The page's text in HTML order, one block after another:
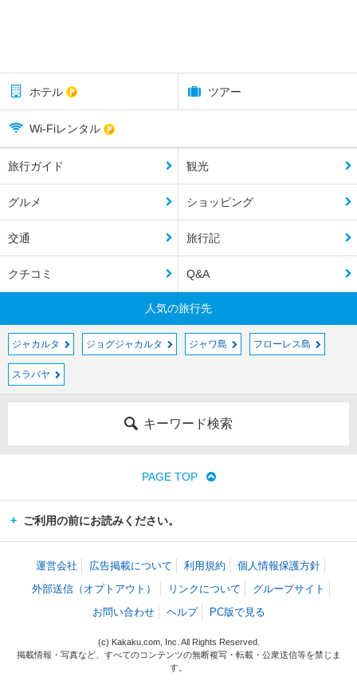
ホテル ツアー
Wi-Fiレンタル
旅行ガイド 観光
グルメ ショッピング
交通 旅行記
クチコミ Q&A
人気の旅行先
ジャカルタ ジョグジャカルタ ジャワ島 フローレス島
スラバヤ
キーワード検索
PAGE TOP
ご利用の前にお読みください。
運営会社 広告掲載について 利用規約
個人情報保護方針
外部送信（オプトアウト）
リンクについて
グループサイト
お問い合わせ
ヘルプ PC版で見る
(c) Kakaku.com, Inc. All Rights Reserved.
掲載情報・写真など、すべてのコンテンツの無断複写・転載・公衆送信等を禁じま
す。